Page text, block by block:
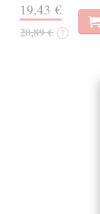
19,43 €
20,89 € ?